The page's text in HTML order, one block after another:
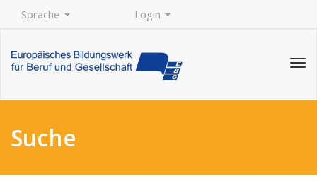
Sprache Login
Suche